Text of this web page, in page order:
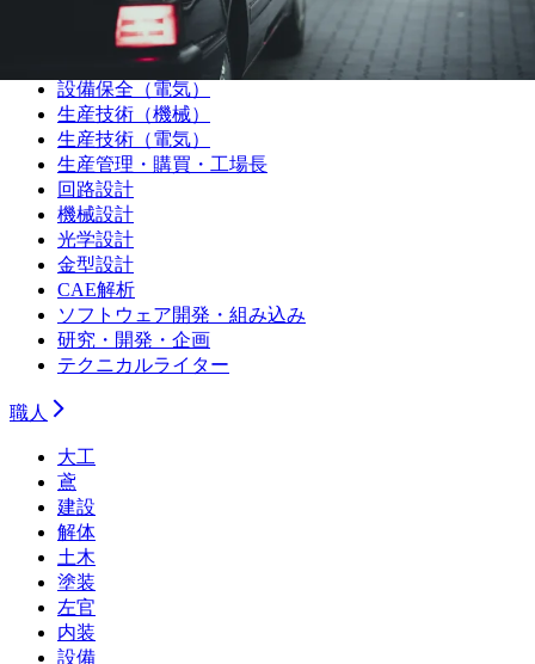
シーケンス制御（PLC・シーケンス・ラダー）
品質管理・品質保証
設備保全（機械）
設備保全（電気）
生産技術（機械）
生産技術（電気）
生産管理・購買・工場長
回路設計
機械設計
光学設計
金型設計
CAE解析
ソフトウェア開発・組み込み
研究・開発・企画
テクニカルライター
職人
大工
鳶
建設
解体
土木
塗装
左官
内装
設備